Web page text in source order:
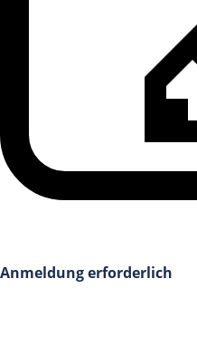
Anmeldung erforderlich